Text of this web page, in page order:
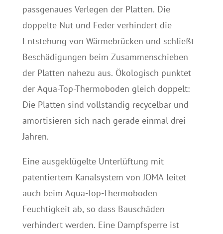
passgenaues Verlegen der Platten. Die
doppelte Nut und Feder verhindert die
Entstehung von Wärmebrücken und schließt
Beschädigungen beim Zusammenschieben
der Platten nahezu aus. Ökologisch punktet
der Aqua-Top-Thermoboden gleich doppelt:
Die Platten sind vollständig recycelbar und
amortisieren sich nach gerade einmal drei
Jahren.
Eine ausgeklügelte Unterlüftung mit
patentiertem Kanalsystem von JOMA leitet
auch beim Aqua-Top-Thermoboden
Feuchtigkeit ab, so dass Bauschäden
verhindert werden. Eine Dampfsperre ist